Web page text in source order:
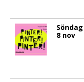
Söndag
8 nov